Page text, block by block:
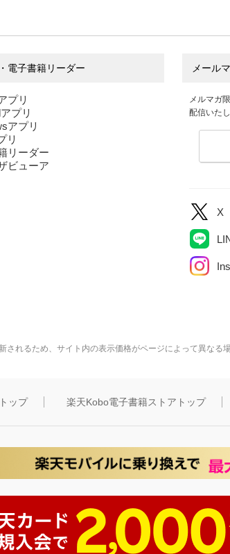
電子書籍リーダー
プリ
プリ
アプリ
リ
リーダー
ビューア
メール
メルマガ
配信いたし
X
されるため、サイト内の表示価格がページによって異なる
ップ 楽天Kobo電子書籍ストアトップ